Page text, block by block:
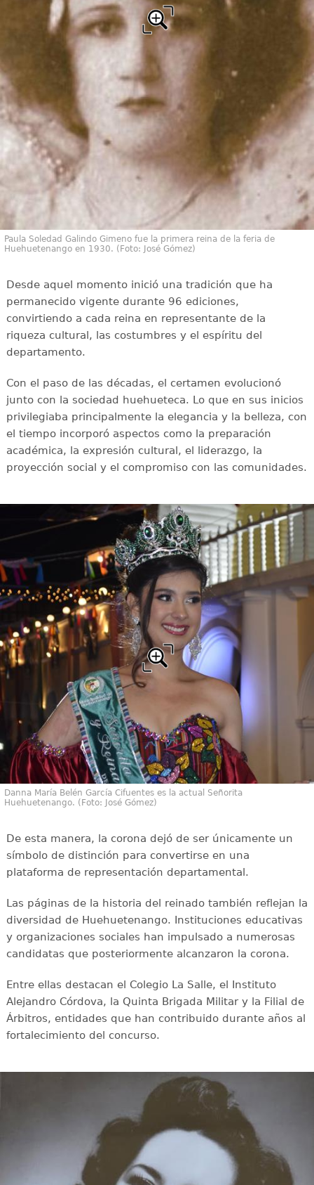
Paula Soledad Galindo Gimeno fue la primera reina de la feria de
Huehuetenango en 1930. (Foto: José Gómez)
Desde aquel momento inició una tradición que ha
permanecido vigente durante 96 ediciones,
convirtiendo a cada reina en representante de la
riqueza cultural, las costumbres y el espíritu del
departamento.
Con el paso de las décadas, el certamen evolucionó
junto con la sociedad huehueteca. Lo que en sus inicios
privilegiaba principalmente la elegancia y la belleza, con
el tiempo incorporó aspectos como la preparación
académica, la expresión cultural, el liderazgo, la
proyección social y el compromiso con las comunidades.
Danna María Belén García Cifuentes es la actual Señorita
Huehuetenango. (Foto: José Gómez)
De esta manera, la corona dejó de ser únicamente un
símbolo de distinción para convertirse en una
plataforma de representación departamental.
Las páginas de la historia del reinado también reflejan la
diversidad de Huehuetenango. Instituciones educativas
y organizaciones sociales han impulsado a numerosas
candidatas que posteriormente alcanzaron la corona.
Entre ellas destacan el Colegio La Salle, el Instituto
Alejandro Córdova, la Quinta Brigada Militar y la Filial de
Árbitros, entidades que han contribuido durante años al
fortalecimiento del concurso.